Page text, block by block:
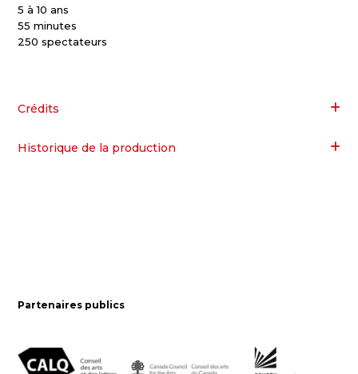
5 à 10 ans
55 minutes
250 spectateurs
Crédits
Historique de la production
Partenaires publics